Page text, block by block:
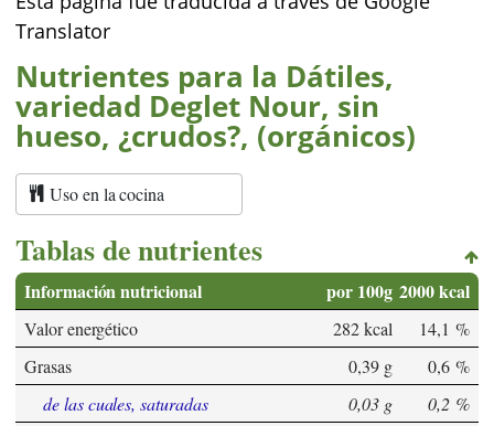
Translator
Nutrientes para la Dátiles,
variedad Deglet Nour, sin
hueso, ¿crudos?, (orgánicos)
Uso en la cocina
Tablas de nutrientes
Información nutricional por 100g 2000 kcal
Valor energético 282 kcal
14,1 %
Grasas
0,39 g
0,6 %
de las cuales, saturadas
0,03 g
0,2 %